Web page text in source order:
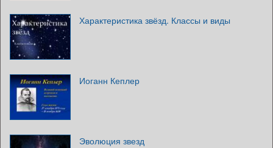
Характеристика звёзд. Классы и виды
Иоганн Кеплер
Эволюция звезд